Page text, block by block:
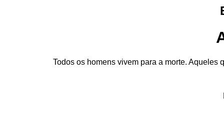
Todos os homens vivem para a morte. Aqueles